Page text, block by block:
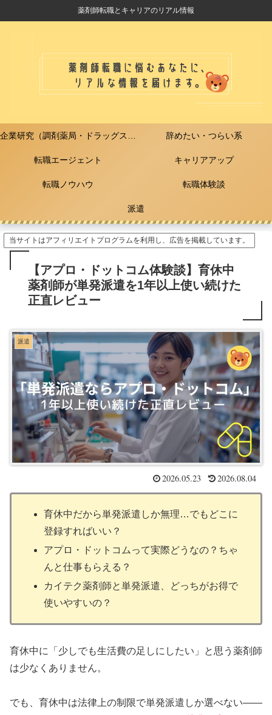
薬剤師転職とキャリアのリアル情報
企業研究（調剤薬局・ドラッグストア） 辞めたい・つらい系
転職エージェント キャリアアップ
転職ノウハウ 転職体験談
派遣
当サイトはアフィリエイトプログラムを利用し、広告を掲載しています。
【アプロ・ドットコム体験談】育休中
薬剤師が単発派遣を1年以上使い続けた
正直レビュー
派遣
2026.05.23 2026.08.04
育休中だから単発派遣しか無理…でもどこに
登録すればいい？
アプロ・ドットコムって実際どうなの？ちゃ
んと仕事もらえる？
カイテク薬剤師と単発派遣、どっちがお得で
使いやすいの？
育休中に「少しでも生活費の足しにしたい」と思う薬剤師
は少なくありません。
でも、育休中は法律上の制限で単発派遣しか選べない——